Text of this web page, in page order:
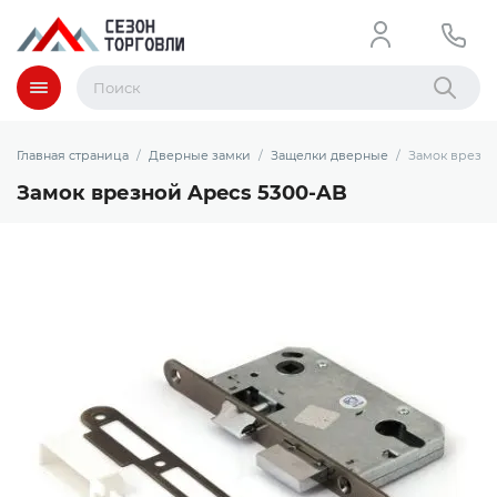
Меню Найти
Главная страница Дверные замки Защелки дверные Замок
Замок врезной Apecs 5300-AB